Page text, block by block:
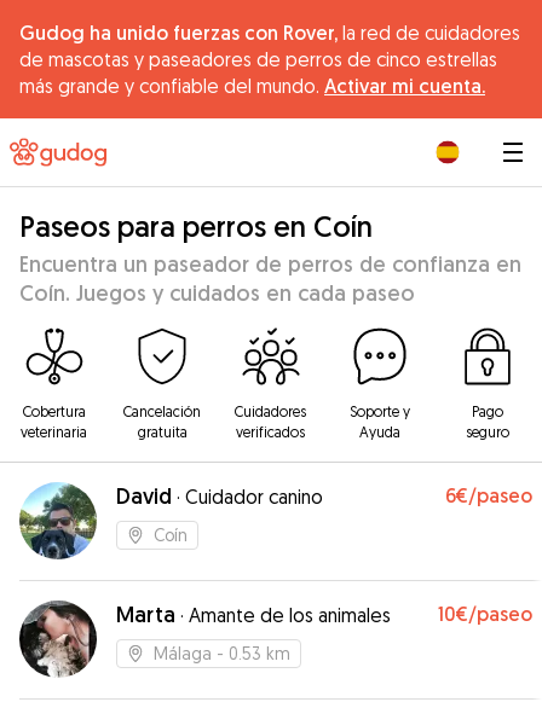
Gudog ha unido fuerzas con Rover, la red de cuidadores
de mascotas y paseadores de perros de cinco estrellas
más grande y confiable del mundo. Activar mi cuenta.
Paseos para perros en Coín
Encuentra un paseador de perros de confianza en
Coín. Juegos y cuidados en cada paseo
Cobertura
veterinaria
Cancelación
gratuita
Cuidadores
verificados
Soporte y
Ayuda
Pago
seguro
David · Cuidador canino 6€/paseo
Coín
Marta · Amante de los animales 10€/paseo
Málaga - 0.53 km